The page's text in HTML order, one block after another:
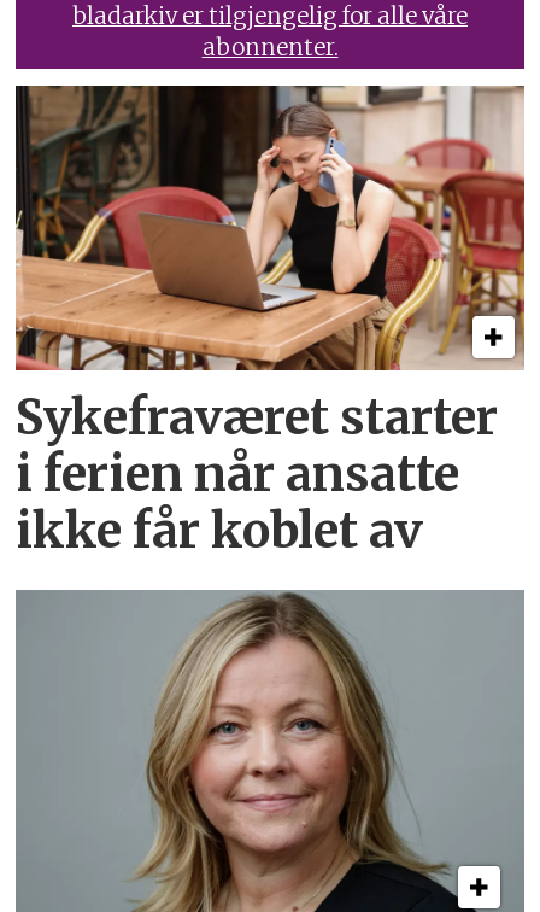
bladarkiv er tilgjengelig for alle våre
abonnenter.
Sykefraværet starter
i ferien når ansatte
ikke får koblet av